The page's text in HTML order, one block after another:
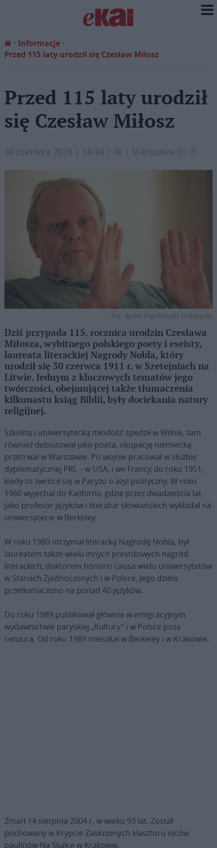
Informacje
Przed 115 laty urodził się Czesław Miłosz
Przed 115 laty urodził
się Czesław Miłosz
30 czerwca 2026 | 18:44 | tk | Warszawa Ⓒ Ⓟ
Fot. Artur Pawłowski Wikipedia
Dziś przypada 115. rocznica urodzin Czesława
Miłosza, wybitnego polskiego poety i eseisty,
laureata literackiej Nagrody Nobla, który
urodził się 30 czerwca 1911 r. w Szetejniach na
Litwie. Jednym z kluczowych tematów jego
twórczości, obejmującej także tłumaczenia
kilkunastu ksiąg Biblii, były dociekania natury
religijnej.
Szkolną i uniwersytecką młodość spędził w Wilnie, tam
również debiutował jako poeta, okupację niemiecką
przetrwał w Warszawie. Po wojnie pracował w służbie
dyplomatycznej PRL – w USA, i we Francji do roku 1951,
kiedy to zwrócił się w Paryżu o azyl polityczny. W roku
1960 wyjechał do Kalifornii, gdzie przez dwadzieścia lat
jako profesor języków i literatur słowiańskich wykładał na
uniwersytecie w Berkeley.
W roku 1980 otrzymał literacką Nagrodę Nobla, był
laureatem także wielu innych prestiżowych nagród
literackich, doktorem honoris causa wielu uniwersytetów
w Stanach Zjednoczonych i w Polsce. Jego dzieła
przetłumaczono na ponad 40 języków.
Do roku 1989 publikował głównie w emigracyjnym
wydawnictwie paryskiej „Kultury” i w Polsce poza
cenzurą. Od roku 1989 mieszkał w Berkeley i w Krakowie.
Zmarł 14 sierpnia 2004 r. w wieku 93 lat. Został
pochowany w Krypcie Zasłużonych klasztoru ojców
paulinów Na Skałce w Krakowie.